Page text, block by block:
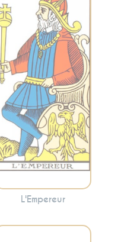
l’autorité, la
structure, la
stabilité et le
leadership.
L’Empereur peut
indiquer la
nécessité
d’adopter une
approche
organisée pour
atteindre vos
objectifs.
L'Empereur